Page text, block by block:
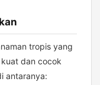
tropis yang
dan cocok
antaranya: